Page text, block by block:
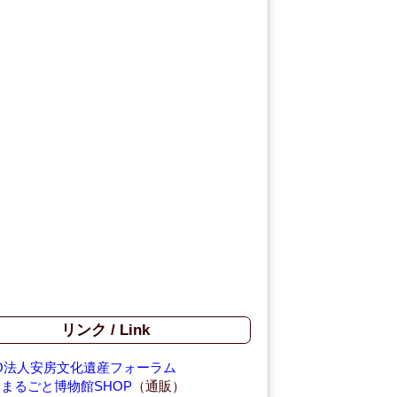
リンク / Link
法人安房文化遺産フォーラム
るごと博物館SHOP（通販）